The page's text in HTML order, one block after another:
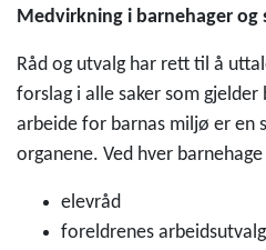
Medvirkning i barnehager og
Råd og utvalg har rett til å
forslag i alle saker som
arbeide for barnas miljø er en
organene. Ved hver
elevråd
foreldrenes arbeidsutvalg